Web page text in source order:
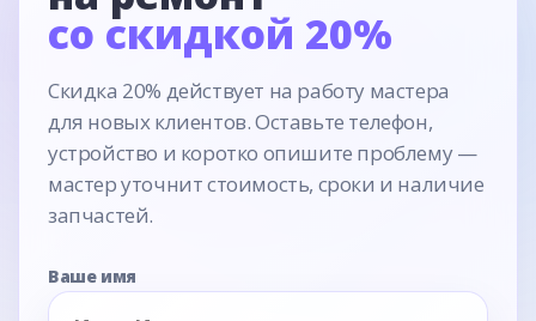
со скидкой 20%
Скидка 20% действует на работу мастера
для новых клиентов. Оставьте телефон,
устройство и коротко опишите проблему —
мастер уточнит стоимость, сроки и наличие
запчастей.
Ваше имя